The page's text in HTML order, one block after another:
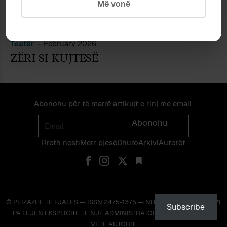
Teatër February 2026
ZËRI SI KUJTESË
Abonohu për të marrë artikujt e rinj me email.
Email
Abonohu
Rreth neshMerr pjes​​ë​DhuroArkiviAutorët
© PEIZAZHE TË FJALËS — ISSN 2475-1375 — NDALOHET RIPRODHIMI
PA LEJEN EKSPLICITE TË NJË ADMINISTRATORI TË FAQES OSE TË
VETË AUTORIT.
Më vonë
Subscribe